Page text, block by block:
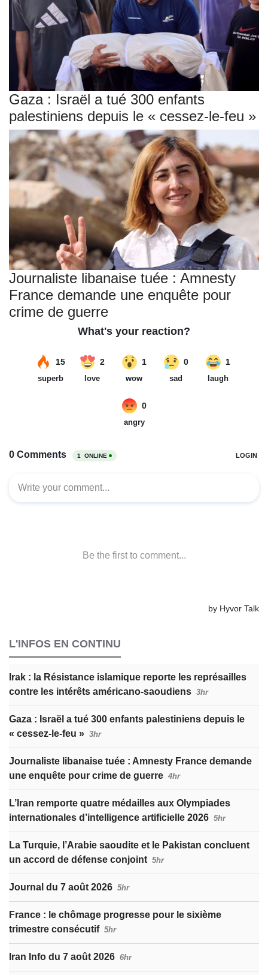
Gaza : Israël a tué 300 enfants
palestiniens depuis le « cessez-le-feu »
Journaliste libanaise tuée : Amnesty
France demande une enquête pour
crime de guerre
L'INFOS EN CONTINU
Irak : la Résistance islamique reporte les représailles
contre les intérêts américano-saoudiens 3hr
Gaza : Israël a tué 300 enfants palestiniens depuis le
« cessez-le-feu » 3hr
Journaliste libanaise tuée : Amnesty France demande
une enquête pour crime de guerre 4hr
L’Iran remporte quatre médailles aux Olympiades
internationales d’intelligence artificielle 2026 5hr
La Turquie, l’Arabie saoudite et le Pakistan concluent
un accord de défense conjoint 5hr
Journal du 7 août 2026 5hr
France : le chômage progresse pour le sixième
trimestre consécutif 5hr
Iran Info du 7 août 2026 6hr